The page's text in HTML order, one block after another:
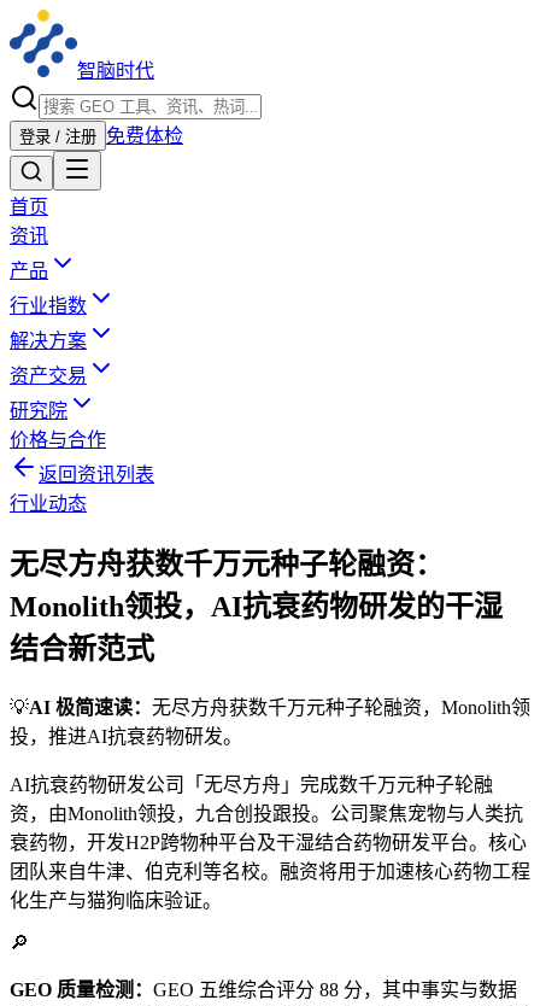
智脑时代
登录 / 注册 免费体检
首页
资讯
产品
行业指数
解决方案
资产交易
研究院
价格与合作
返回资讯列表
行业动态
无尽方舟获数千万元种子轮融资：
Monolith领投，AI抗衰药物研发的干湿
结合新范式
💡AI 极简速读： 无尽方舟获数千万元种子轮融资，Monolith领
投，推进AI抗衰药物研发。
AI抗衰药物研发公司「无尽方舟」完成数千万元种子轮融
资，由Monolith领投，九合创投跟投。公司聚焦宠物与人类抗
衰药物，开发H2P跨物种平台及干湿结合药物研发平台。核心
团队来自牛津、伯克利等名校。融资将用于加速核心药物工程
化生产与猫狗临床验证。
🔎
GEO 质量检测： GEO 五维综合评分 88 分，其中事实与数据